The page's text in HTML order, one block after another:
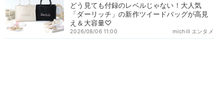
どう見ても付録のレベルじゃない！大人気
「ダーリッチ」の新作ツイードバッグが高見
え＆大容量♡
michill エンタメ
2026/08/06 11:00